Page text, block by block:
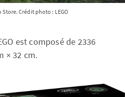
Store. Crédit photo : LEGO
est composé de 2336
× 32 cm.